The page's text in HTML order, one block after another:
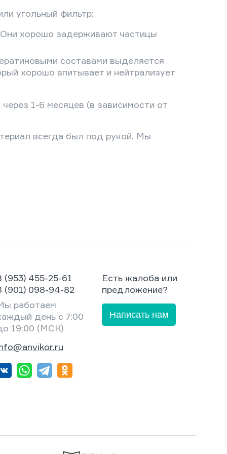
угольный фильтр:
хорошо задерживают частицы
составами выделяется
хорошо впитывает и нейтрализует
1-6 месяцев (в зависимости от
всегда был под рукой. Мы
(953) 455-25-61
(901) 098-94-82
работаем
день с 7:00
19:00 (МСК)
Есть жалоба или
предложение?
Написать нам